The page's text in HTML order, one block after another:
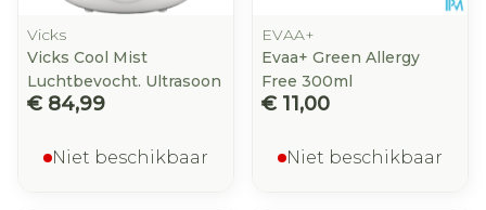
Vicks
Vicks Cool Mist
Luchtbevocht. Ultrasoon
€ 84,99
Niet beschikbaar
EVAA+
Evaa+ Green Allergy
Free 300ml
€ 11,00
Niet beschikbaar